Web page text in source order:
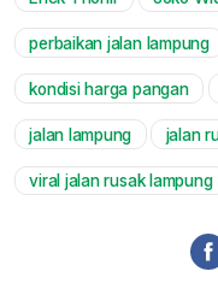
perbaikan jalan lampung
kondisi harga pangan
jalan lampung jalan
viral jalan rusak lampung